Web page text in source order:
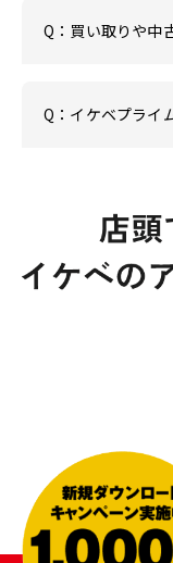
Q：買い取りや中
Q：イケベプライ